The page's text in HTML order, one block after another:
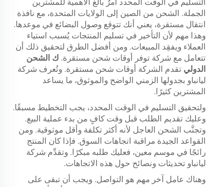
الجملة. الشحن من الصين إلى الولايات المتحدة، مع نافذة
انتقال مستقرة، يعني أنك تتوقع وصول البضائع في موعدها.
وهذا مهم لأن التأخير في تسليم المنتجات يُسبب استياء
العملاء ويفقِد المبيعات. ومن أفضل الطرق لتحقيق ذلك أن
تتعامل مع شركة توفر أوقات شحن مستقرة. ك الشحن
الدولي تقدم الشركة أوقات شحن مستقرة. وتُعرف شركة
ليانباو بجدولها الزمني الواضح والموثوق، ما يساعد
المشترين كثيرًا.
ولتحقيق التسليم في الوقت المحدد، يجب التخطيط مسبقًا.
وعليك تقديم الطلب قبل وقت كافٍ من بدء عملية البيع.
وتجنَّب الشحن العاجل لأنه أكثر تكلفة وأقل موثوقية. ومن
القواعد الجيدة مراقبة اتجاهات السوق. فإذا كان المنتج
رائجًا في موسم معين، فعليك طلبه مبكرًا. وتقدِّم شركة
ليانباو تحديثات ونصائح حول هذه الاتجاهات.
وهناك عامل آخر مهم هو التواصل. ويجب أن تبقى على